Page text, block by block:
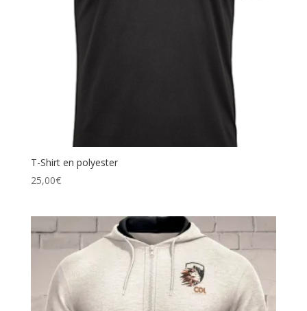
T-Shirt en polyester
25,00€